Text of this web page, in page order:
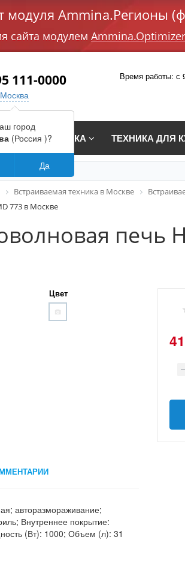
Ammina.Регионы
сайта модулем Ammina.Optimizer
111-0000
Москва
Время работы: с
ТЕХНИКА ТЕХНИКА ДЛЯ
Встраиваемая техника в Москве
773 в Москве
печь
Цвет
авторазмораживание;
Внутреннее покрытие:
(Вт): 1000; Объем (л): 31
город
(Россия )?
Да